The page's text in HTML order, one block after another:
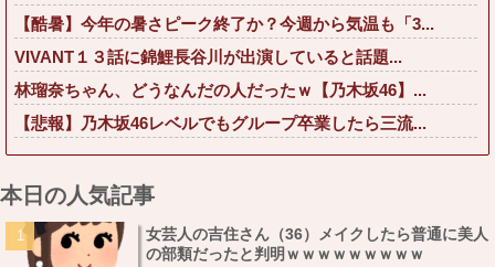
【酷暑】今年の暑さピーク終了か？今週から気温も「3...
VIVANT１３話に錦鯉長谷川が出演していると話題...
林瑠奈ちゃん、どうなんだの人だったｗ【乃木坂46】...
【悲報】乃木坂46レベルでもグループ卒業したら三流...
本日の人気記事
女芸人の吉住さん（36）メイクしたら普通に美人
の部類だったと判明ｗｗｗｗｗｗｗｗｗ